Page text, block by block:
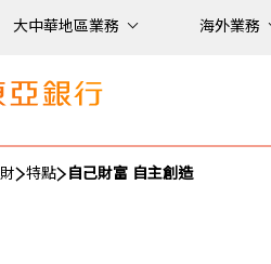
大中華地區業務 海外業務
特點 自己財富 自主創造